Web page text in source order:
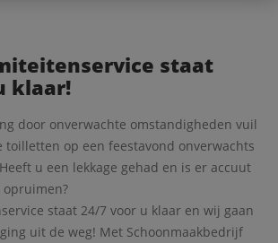
staat
klaar!
door onverwachte omstandigheden vuil
toilletten op een feestavond onverwachts
u een lekkage gehad en is er accuut
staat 24/7 voor u klaar en wij gaan
uit de weg! Met Schoonmaakbedrijf